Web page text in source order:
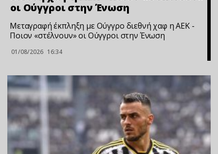
οι Ούγγροι στην Ένωση
Μεταγραφή έκπληξη με Ούγγρο διεθνή χαφ η ΑΕΚ -
Ποιον «στέλνουν» οι Ούγγροι στην Ένωση
01/08/2026 16:34